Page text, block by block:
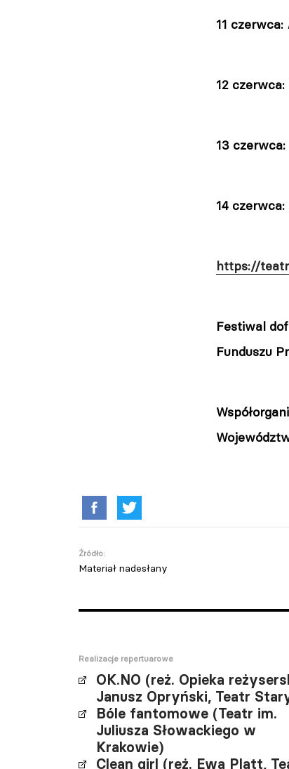
11 czerwca:
12 czerwca:
13 czerwca:
14 czerwca:
https://
Festiwal
Funduszu
Źródło:
Materiał nadesłany
Realizacje repertuarowe
OK.NO (reż. Opieka
Janusz Opryński, Teatr
Bóle fantomowe (Teatr im.
Juliusza Słowackiego w
Krakowie)
Clean girl (reż. Ewa Platt,